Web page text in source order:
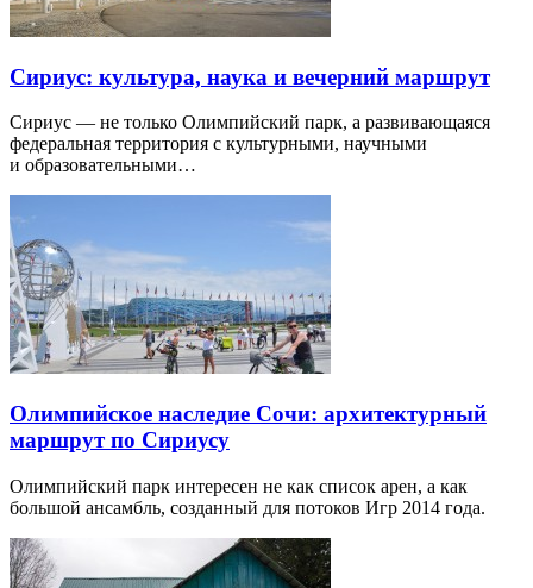
Сириус: культура, наука и вечерний маршрут
Сириус — не только Олимпийский парк, а развивающаяся
федеральная территория с культурными, научными
и образовательными…
Олимпийское наследие Сочи: архитектурный
маршрут по Сириусу
Олимпийский парк интересен не как список арен, а как
большой ансамбль, созданный для потоков Игр 2014 года.